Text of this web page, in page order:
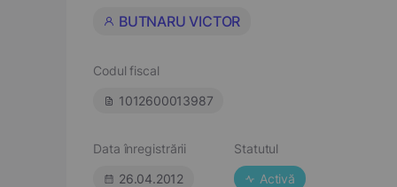
BUTNARU VICTOR
Codul fiscal
1012600013987
Data înregistrării
26.04.2012
Statutul
Activă